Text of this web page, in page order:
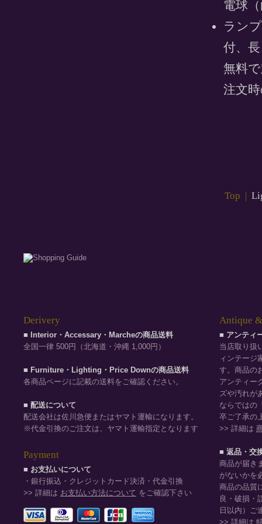
電球
ラン
付、
無料
注文
Top |
Derivery
■ Interior・Accessary・Marcheの商品送料
全国一律 500円（北海道・沖縄 1,000円）
■ Furniture・Lighting・Price Downの商品送料
各商品ページに記載の送料をご確認ください。
■ 配送について
配送会社は佐川急便またはヤマト運輸になります。
※代金引換のご注文は、ヤマト運輸指定となります
Payment
■ お支払いについて
・銀行振込・クレジットカード決済・代金引換
>> 詳細は お支払い方法について をご確認下さい
Antique
■ アンティ
当店取り扱
ィンテージ
す。商品の
アンティー
ズや汚れが
ならではの
卒ご了承の
>> 詳細は
■ 返品・交
商品が届き
がないかを
商品の品質
良・破損・
日以内）ご
>> 詳細は